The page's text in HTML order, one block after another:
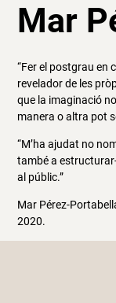
Mar
“Fer el postgrau en
revelador de les
que la imaginació
manera o altra pot
“M’ha ajudat no
també a
al públic.”
Mar Pérez-
2020.